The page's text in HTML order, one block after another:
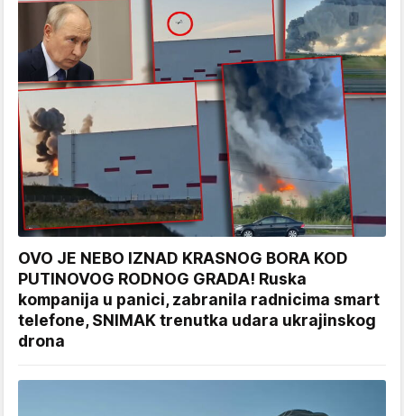
OVO JE NEBO IZNAD KRASNOG BORA KOD
PUTINOVOG RODNOG GRADA! Ruska
kompanija u panici, zabranila radnicima smart
telefone, SNIMAK trenutka udara ukrajinskog
drona